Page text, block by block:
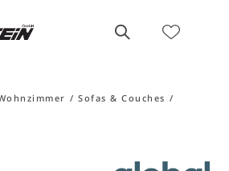
Sofas & Couches